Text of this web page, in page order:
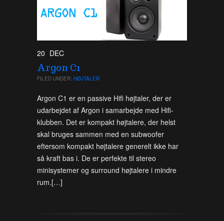
20 DEC
Argon C1
FILED UNDER: HØJTALER
Argon C1 er en passive Hifi højtaler, der er
udarbejdet af Argon i samarbejde med Hifi-
klubben. Det er kompakt højtalere, der helst
skal bruges sammen med en subwoofer
eftersom kompakt højtalere generelt ikke har
så kraft bas i. De er perfekte til stereo
minisystemer og surround højtalere i mindre
rum.[…]